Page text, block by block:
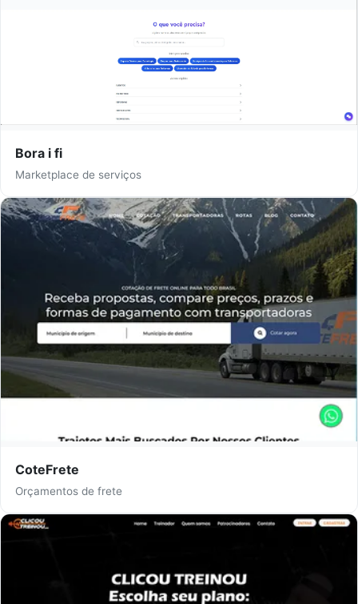
Bora i fi
Marketplace de serviços
CoteFrete
Orçamentos de frete